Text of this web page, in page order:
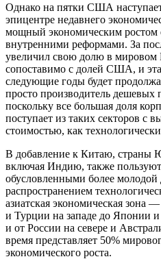
Однако на пятки США
эпицентре недавнего
мощный экономическим ростом
внутренними реформами. За
увеличил свою долю в
сопоставимо с долей США, и
следующие годы будет
просто производитель дешевых
поскольку все большая доля
поступает из таких секторов с
стоимостью, как
В добавление к Китаю, страны
включая Индию, также
обусловленными более молодой
распространением
азиатская экономическая зона
и Турции на западе до Японии
и от России на севере и
время представляет 50%
экономического роста.